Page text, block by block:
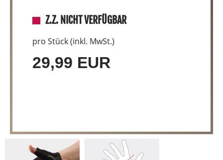
Z.Z. NICHT VERFÜGBAR
pro Stück (inkl. MwSt.)
29,99 EUR